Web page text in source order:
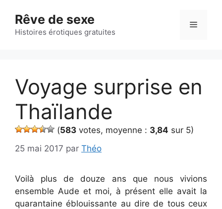
contenu
Rêve de sexe
Histoires érotiques gratuites
Menu
Voyage surprise en
Thaïlande
(583 votes, moyenne : 3,84 sur 5)
25 mai 2017 par Théo
Voilà plus de douze ans que nous vivions
ensemble Aude et moi, à présent elle avait la
quarantaine éblouissante au dire de tous ceux